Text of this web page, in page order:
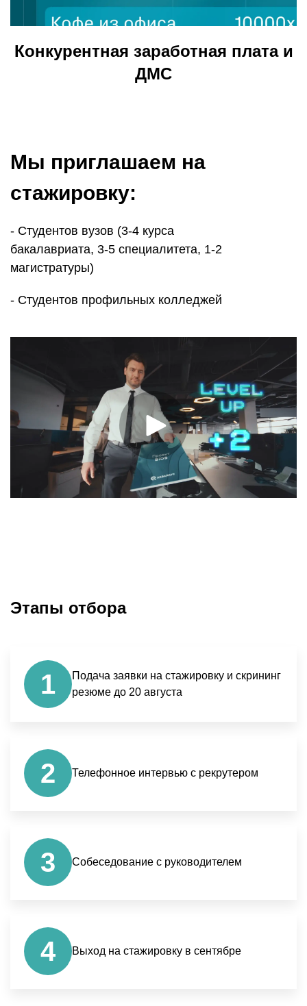
Конкурентная заработная плата и
ДМС
Мы приглашаем на
стажировку:
- Студентов вузов (3-4 курса
бакалавриата, 3-5 специалитета, 1-2
магистратуры)
- Студентов профильных колледжей
Этапы отбора
1
Подача заявки на стажировку и скрининг
резюме до 20 августа
2 Телефонное интервью с рекрутером
3 Собеседование с руководителем
4 Выход на стажировку в сентябре